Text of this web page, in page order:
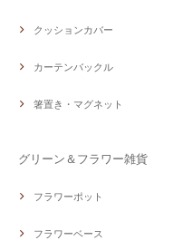
クッションカバー
カーテンバックル
箸置き・マグネット
グリーン＆フラワー雑貨
フラワーポット
フラワーベース